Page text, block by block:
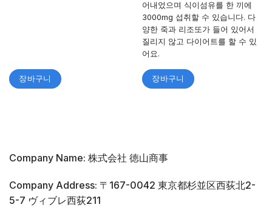
장바구니
어내었으며 식이섬유를 한 끼에
3000mg 섭취할 수 있습니다. 다
양한 죽과 리조또가 들어 있어서
질리지 않고 다이어트를 할 수 있
어요.
장바구니
Company Name: 株式会社 徳山商事
Company Address: 〒167-0042 東京都杉並区西荻北2-
5-7 ヴィブレ西荻211